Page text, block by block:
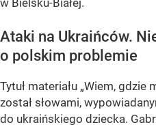
w Bielsku-Białej.
Ataki na Ukraińców.
o polskim problemie
Tytuł materiału „Wiem, gdzie
został słowami,
do ukraińskiego dziecka.